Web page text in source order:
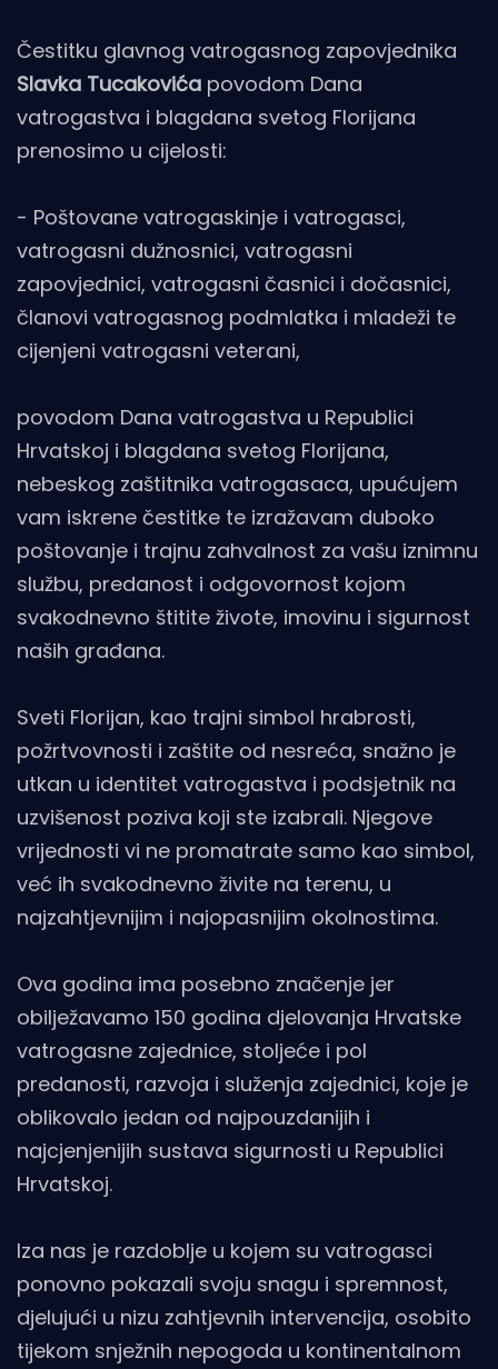
Čestitku glavnog vatrogasnog zapovjednika
Slavka Tucakovića povodom Dana
vatrogastva i blagdana svetog Florijana
prenosimo u cijelosti:
- Poštovane vatrogaskinje i vatrogasci,
vatrogasni dužnosnici, vatrogasni
zapovjednici, vatrogasni časnici i dočasnici,
članovi vatrogasnog podmlatka i mladeži te
cijenjeni vatrogasni veterani,
povodom Dana vatrogastva u Republici
Hrvatskoj i blagdana svetog Florijana,
nebeskog zaštitnika vatrogasaca, upućujem
vam iskrene čestitke te izražavam duboko
poštovanje i trajnu zahvalnost za vašu iznimnu
službu, predanost i odgovornost kojom
svakodnevno štitite živote, imovinu i sigurnost
naših građana.
Sveti Florijan, kao trajni simbol hrabrosti,
požrtvovnosti i zaštite od nesreća, snažno je
utkan u identitet vatrogastva i podsjetnik na
uzvišenost poziva koji ste izabrali. Njegove
vrijednosti vi ne promatrate samo kao simbol,
već ih svakodnevno živite na terenu, u
najzahtjevnijim i najopasnijim okolnostima.
Ova godina ima posebno značenje jer
obilježavamo 150 godina djelovanja Hrvatske
vatrogasne zajednice, stoljeće i pol
predanosti, razvoja i služenja zajednici, koje je
oblikovalo jedan od najpouzdanijih i
najcjenjenijih sustava sigurnosti u Republici
Hrvatskoj.
Iza nas je razdoblje u kojem su vatrogasci
ponovno pokazali svoju snagu i spremnost,
djelujući u nizu zahtjevnih intervencija, osobito
tijekom snježnih nepogoda u kontinentalnom